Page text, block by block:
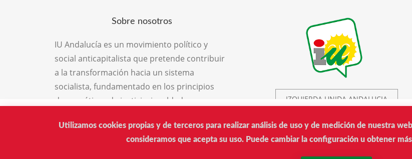
Utilizamos cookies propias y de terceros para realizar análisis de uso y de medición de nuestra
consideramos que acepta su uso. Puede cambiar la configuración u obtener
Sobre nosotros
IU Andalucía es un movimiento político y
social anticapitalista que pretende contribuir
a la transformación hacia un sistema
socialista, fundamentado en los principios
democráticos de justicia, igualdad,
naturaleza, el medio ambiente y las
diferencias personales y defensora de la paz
IZQUIERDA UNIDA ANDALUCIA
IU © 2019.